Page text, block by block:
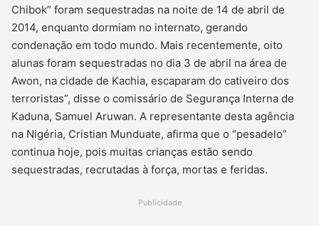
Chibok” foram sequestradas na noite de 14 de abril de
2014, enquanto dormiam no internato, gerando
condenação em todo mundo. Mais recentemente, oito
alunas foram sequestradas no dia 3 de abril na área de
Awon, na cidade de Kachia, escaparam do cativeiro dos
terroristas”, disse o comissário de Segurança Interna de
Kaduna, Samuel Aruwan. A representante desta agência
na Nigéria, Cristian Munduate, afirma que o “pesadelo”
continua hoje, pois muitas crianças estão sendo
sequestradas, recrutadas à força, mortas e feridas.
Publicidade